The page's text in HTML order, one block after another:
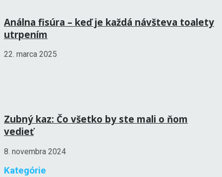
Análna fisúra – keď je každá návšteva toalety
utrpením
22. marca 2025
Zubný kaz: Čo všetko by ste mali o ňom
vedieť
8. novembra 2024
Kategórie